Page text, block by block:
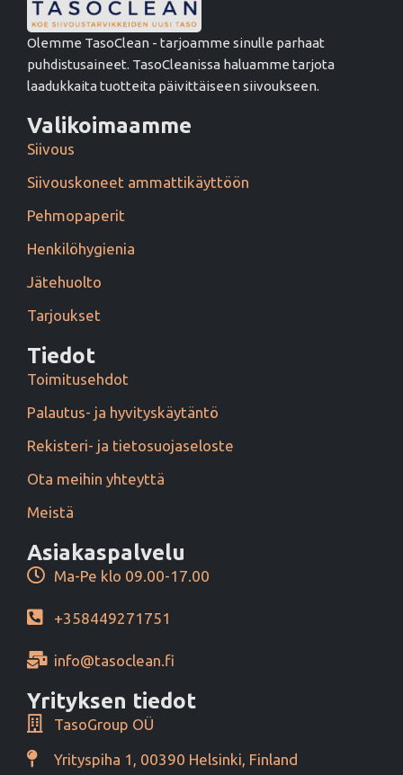
Olemme TasoClean - tarjoamme sinulle parhaat
puhdistusaineet. TasoCleanissa haluamme tarjota
laadukkaita tuotteita päivittäiseen siivoukseen.
Valikoimaamme
Siivous
Siivouskoneet ammattikäyttöön
Pehmopaperit
Henkilöhygienia
Jätehuolto
Tarjoukset
Tiedot
Toimitusehdot
Palautus- ja hyvityskäytäntö
Rekisteri- ja tietosuojaseloste
Ota meihin yhteyttä
Meistä
Asiakaspalvelu
Ma-Pe klo 09.00-17.00
+358449271751
info@tasoclean.fi
Yrityksen tiedot
TasoGroup OÜ
Yrityspiha 1, 00390 Helsinki, Finland